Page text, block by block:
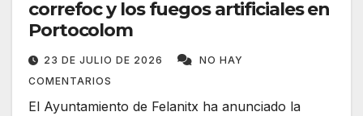
correfoc y los fuegos artificiales en
Portocolom
23 DE JULIO DE 2026
NO HAY
COMENTARIOS
El Ayuntamiento de Felanitx ha anunciado la